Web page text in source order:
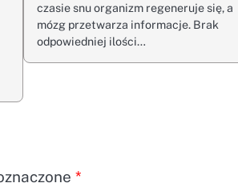
czasie snu organizm regeneruje się, a
mózg przetwarza informacje. Brak
odpowiedniej ilości…
*